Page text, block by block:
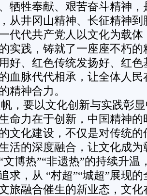
牺牲奉献、艰苦奋斗精神
从井冈山精神、长征精神
代代共产党人以文化为载
实践，铸就了一座座不朽
好、红色传统发扬好、红
血脉代代相承，让全体人
精神合力。
，要以文化创新与实践彰
命力在于创新，中国精神
文化建设，不仅是对传统
活的深度融合，让文化成
文博热”“非遗热”的持续升温
求，从 “村超”“城超”展现
旅融合催生的新业态，文